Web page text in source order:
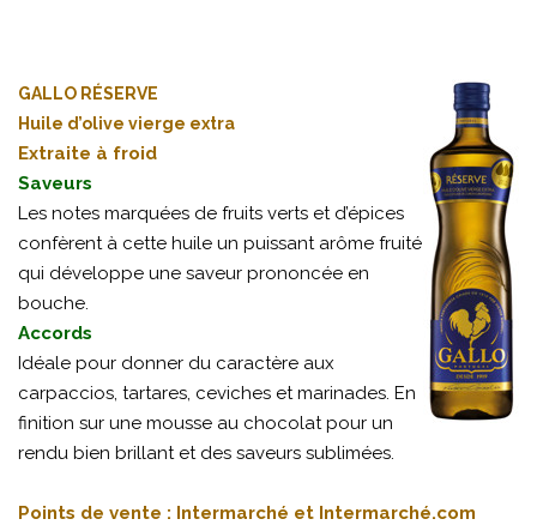
GALLO RÉSERVE
Huile d’olive vierge extra
Extraite à froid
Saveurs
Les notes marquées de fruits verts et d’épices
confèrent à cette huile un puissant arôme fruité
qui développe une saveur prononcée en
bouche.
Accords
Idéale pour donner du caractère aux
carpaccios, tartares, ceviches et marinades. En
finition sur une mousse au chocolat pour un
rendu bien brillant et des saveurs sublimées.
Points de vente : Intermarché et Intermarché.com